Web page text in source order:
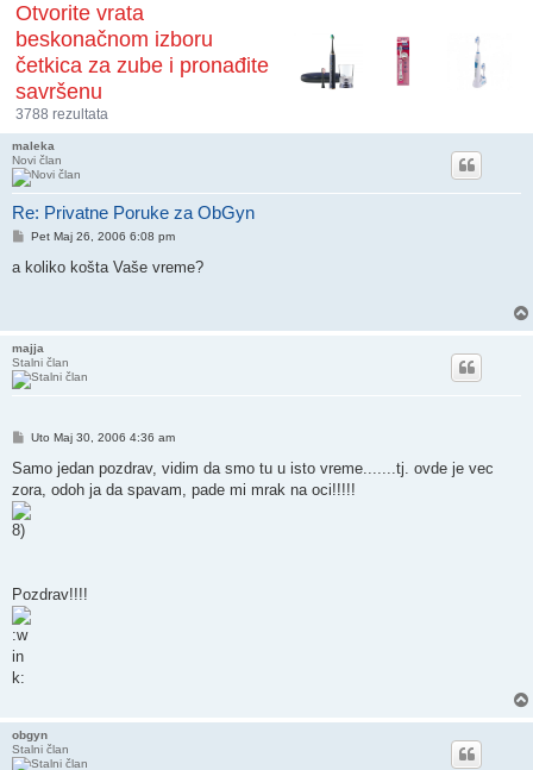
Otvorite vrata
beskonačnom izboru
četkica za zube i pronađite
savršenu
3788 rezultata
maleka
Novi član
Re: Privatne Poruke za ObGyn
Post
Pet Maj 26, 2006 6:08 pm
a koliko košta Vaše vreme?
majja
Stalni član
Post
Uto Maj 30, 2006 4:36 am
Samo jedan pozdrav, vidim da smo tu u isto vreme.......tj. ovde je vec
zora, odoh ja da spavam, pade mi mrak na oci!!!!!
Pozdrav!!!!
obgyn
Stalni član